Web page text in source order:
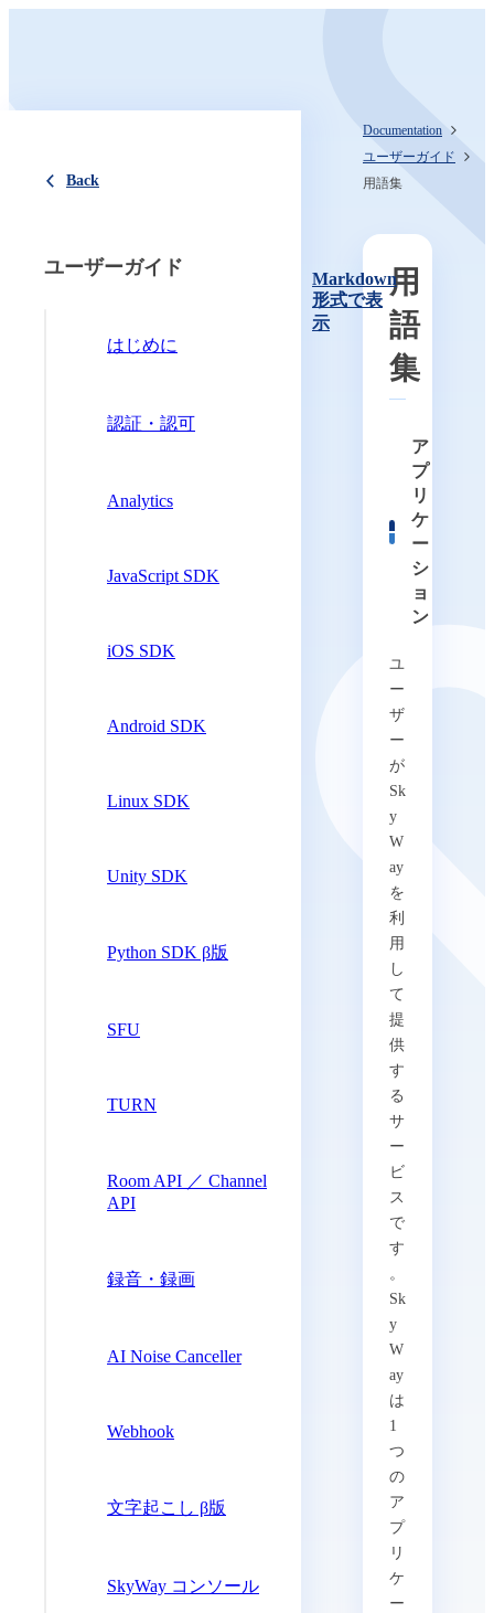
Back
ユーザーガイド
はじめに
認証・認可
Analytics
JavaScript SDK
iOS SDK
Android SDK
Linux SDK
Unity SDK
Python SDK β版
SFU
TURN
Room API ／ Channel
API
録音・録画
AI Noise Canceller
Webhook
文字起こし β版
SkyWay コンソール
Documentation
ユーザーガイド
用語集
Markdown
形式で表
示
用
語
集
ア
プ
リ
ケ
ー
シ
ョ
ン
ユ
ー
ザ
ー
が
Sk
y
W
ay
を
利
用
し
て
提
供
す
る
サ
ー
ビ
ス
で
す
。
Sk
y
W
ay
は
1
つ
の
ア
プ
リ
ケ
ー